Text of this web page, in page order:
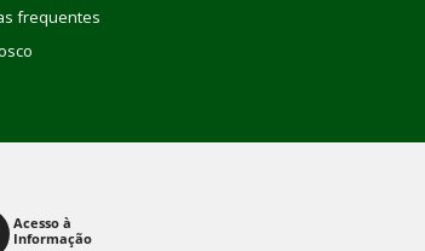
frequentes